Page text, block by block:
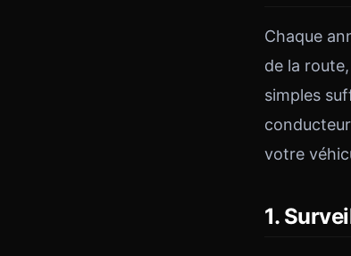
Chaque
de la
simples
votre
1.